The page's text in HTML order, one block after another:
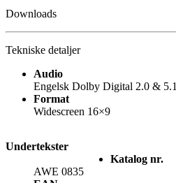
Downloads
Tekniske detaljer
Audio
Engelsk Dolby Digital 2.0 & 5.1
Format
Widescreen 16×9
Undertekster
Katalog nr.
AWE 0835